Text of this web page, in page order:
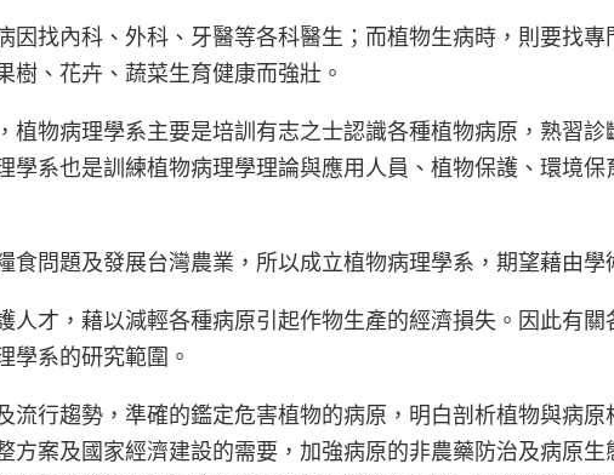
因找內科、外科、牙醫等各科醫生；而植物生病時，則要找
、花卉、蔬菜生育健康而強壯。
植物病理學系主要是培訓有志之士認識各種植物病原，熟習
學系也是訓練植物病理學理論與應用人員、植物保護、環境
問題及發展台灣農業，所以成立植物病理學系，期望藉由
人才，藉以減輕各種病原引起作物生產的經濟損失。因此有
學系的研究範圍。
流行趨勢，準確的鑑定危害植物的病原，明白剖析植物與病
案及國家經濟建設的需要，加強病原的非農藥防治及病原